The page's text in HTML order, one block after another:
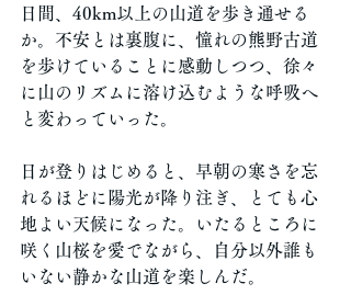
日間、40km以上の山道を歩き通せる
か。不安とは裏腹に、憧れの熊野古道
を歩けていることに感動しつつ、徐々
に山のリズムに溶け込むような呼吸へ
と変わっていった。
日が登りはじめると、早朝の寒さを忘
れるほどに陽光が降り注ぎ、とても心
地よい天候になった。いたるところに
咲く山桜を愛でながら、自分以外誰も
いない静かな山道を楽しんだ。